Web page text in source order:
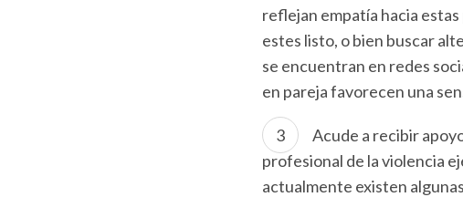
reflejan empatía hacia
estes listo, o bien buscar
se encuentran en redes
en pareja favorecen una
Acude a recibir
profesional de la violencia
actualmente existen